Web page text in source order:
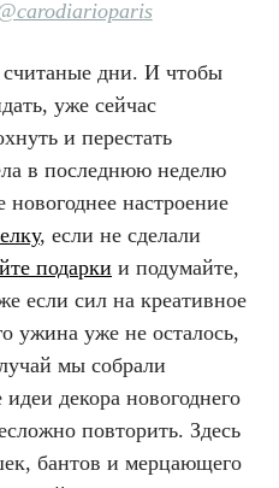
дни. И чтобы
уже сейчас
и перестать
в последнюю неделю
новогоднее настроение
, если не сделали
подарки и подумайте,
если сил на креативное
ужина уже не осталось,
мы собрали
декора новогоднего
повторить. Здесь
бантов и мерцающего